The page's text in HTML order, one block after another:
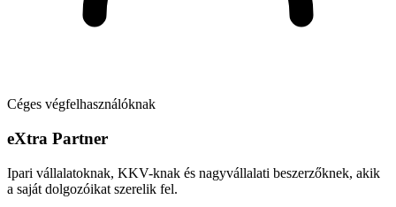
Céges végfelhasználóknak
eXtra Partner
Ipari vállalatoknak, KKV-knak és nagyvállalati beszerzőknek, akik
a saját dolgozóikat szerelik fel.